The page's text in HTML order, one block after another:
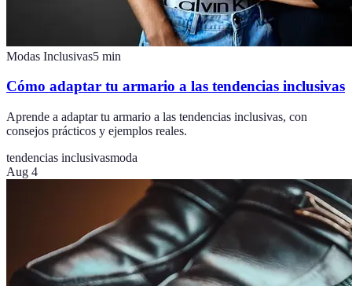
Modas Inclusivas5 min
Cómo adaptar tu armario a las tendencias inclusivas
Aprende a adaptar tu armario a las tendencias inclusivas, con
consejos prácticos y ejemplos reales.
tendencias inclusivasmoda
Aug 4